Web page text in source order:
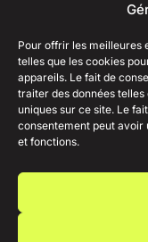
Pour offrir les meilleures
telles que les cookies
appareils. Le fait de
traiter des données
uniques sur ce site. Le
consentement peut
et fonctions.
69 Rue Amiral Romain Desfosses,
29200 Brest
02 98 41 41 99
Ouvert du lundi au samedi